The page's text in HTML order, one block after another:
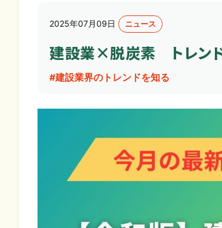
2025年07月09日 ニュース
建設業×脱炭素 トレンド
#建設業界のトレンドを知る